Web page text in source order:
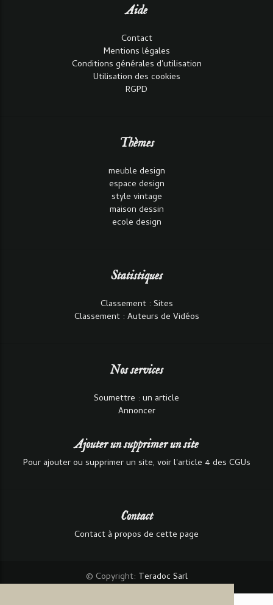
Aide
Contact
Mentions légales
Conditions générales d'utilisation
Utilisation des cookies
RGPD
Thèmes
meuble design
espace design
style vintage
maison dessin
ecole design
Statistiques
Classement : Sites
Classement : Auteurs de Vidéos
Nos services
Soumettre : un article
Annoncer
Ajouter un supprimer un site
Pour ajouter ou supprimer un site, voir l'article 4 des CGUs
Contact
Contact à propos de cette page
© Copyright: Teradoc Sarl